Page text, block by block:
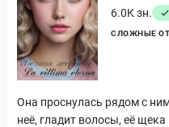
6.0K зн.
СЛОЖНЫЕ
Она проснулась рядом с
неё, гладит волосы, её